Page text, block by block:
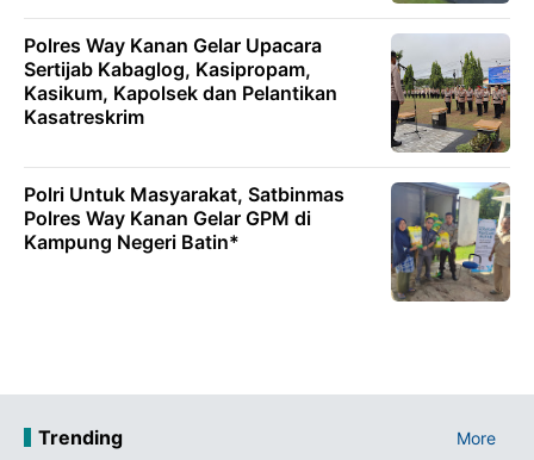
Polres Way Kanan Gelar Upacara
Sertijab Kabaglog, Kasipropam,
Kasikum, Kapolsek dan Pelantikan
Kasatreskrim
Polri Untuk Masyarakat, Satbinmas
Polres Way Kanan Gelar GPM di
Kampung Negeri Batin*
Trending More